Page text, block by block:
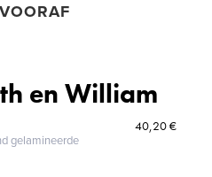
en William
gelamineerde
40,20 €